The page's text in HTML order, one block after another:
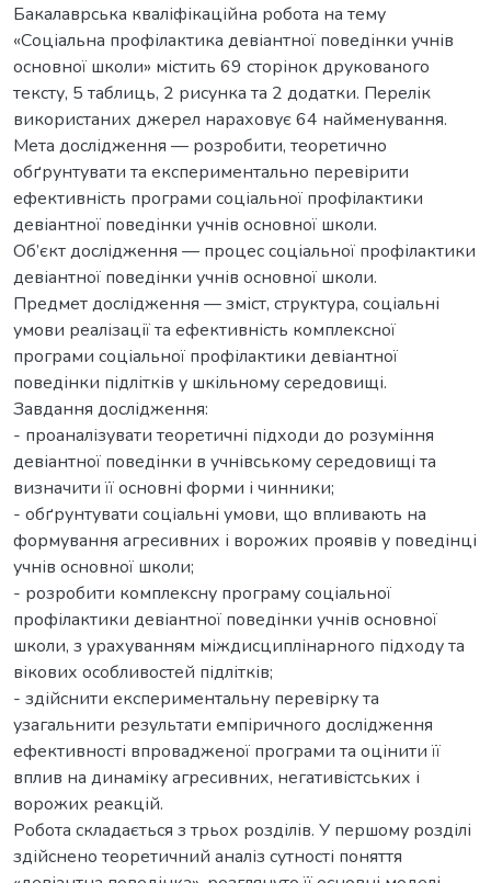
Бакалаврська кваліфікаційна робота на тему
«Соціальна профілактика девіантної поведінки учнів
основної школи» містить 69 сторінок друкованого
тексту, 5 таблиць, 2 рисунка та 2 додатки. Перелік
використаних джерел нараховує 64 найменування.
Мета дослідження — розробити, теоретично
обґрунтувати та експериментально перевірити
ефективність програми соціальної профілактики
девіантної поведінки учнів основної школи.
Об’єкт дослідження — процес соціальної профілактики
девіантної поведінки учнів основної школи.
Предмет дослідження — зміст, структура, соціальні
умови реалізації та ефективність комплексної
програми соціальної профілактики девіантної
поведінки підлітків у шкільному середовищі.
Завдання дослідження:
- проаналізувати теоретичні підходи до розуміння
девіантної поведінки в учнівському середовищі та
визначити її основні форми і чинники;
- обґрунтувати соціальні умови, що впливають на
формування агресивних і ворожих проявів у поведінці
учнів основної школи;
- розробити комплексну програму соціальної
профілактики девіантної поведінки учнів основної
школи, з урахуванням міждисциплінарного підходу та
вікових особливостей підлітків;
- здійснити експериментальну перевірку та
узагальнити результати емпіричного дослідження
ефективності впровадженої програми та оцінити її
вплив на динаміку агресивних, негативістських і
ворожих реакцій.
Робота складається з трьох розділів. У першому розділі
здійснено теоретичний аналіз сутності поняття